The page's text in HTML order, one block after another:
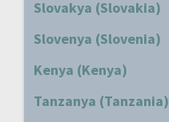
Slovakya (Slovakia)
Slovenya (Slovenia)
Kenya (Kenya)
Tanzanya (Tanzania)